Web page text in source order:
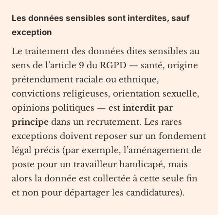
Les données sensibles sont interdites, sauf
exception
Le traitement des données dites sensibles au
sens de l’article 9 du RGPD — santé, origine
prétendument raciale ou ethnique,
convictions religieuses, orientation sexuelle,
opinions politiques — est interdit par
principe dans un recrutement. Les rares
exceptions doivent reposer sur un fondement
légal précis (par exemple, l’aménagement de
poste pour un travailleur handicapé, mais
alors la donnée est collectée à cette seule fin
et non pour départager les candidatures).